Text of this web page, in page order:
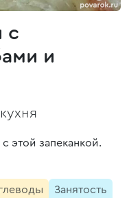
с
и
этой запеканкой.
Занятость